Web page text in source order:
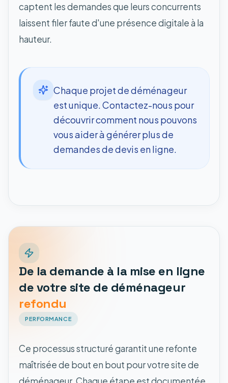
captent les demandes que leurs concurrents
laissent filer faute d'une présence digitale à la
hauteur.
Chaque projet de déménageur
est unique. Contactez-nous pour
découvrir comment nous pouvons
vous aider à générer plus de
demandes de devis en ligne.
De la demande à la mise en ligne
de votre site de déménageur
refondu
PERFORMANCE
Ce processus structuré garantit une refonte
maîtrisée de bout en bout pour votre site de